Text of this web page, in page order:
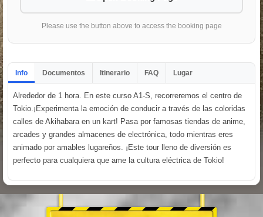
Please use the button above to access the booking page
Info Documentos Itinerario FAQ Lugar
Alrededor de 1 hora. En este curso A1-S, recorreremos el centro de
Tokio.¡Experimenta la emoción de conducir a través de las coloridas
calles de Akihabara en un kart! Pasa por famosas tiendas de anime,
arcades y grandes almacenes de electrónica, todo mientras eres
animado por amables lugareños. ¡Este tour lleno de diversión es
perfecto para cualquiera que ame la cultura eléctrica de Tokio!